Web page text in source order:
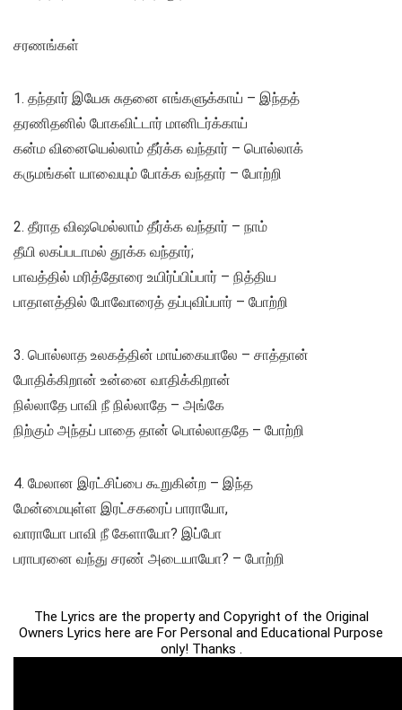
சரணங்கள்
1. தந்தார் இயேசு சுதனை எங்களுக்காய் – இந்தத்
தரணிதனில் போகவிட்டார் மானிடர்க்காய்
கன்ம வினையெல்லாம் தீர்க்க வந்தார் – பொல்லாக்
கருமங்கள் யாவையும் போக்க வந்தார் – போற்றி
2. தீராத விஷமெல்லாம் தீர்க்க வந்தார் – நாம்
தீயி லகப்படாமல் தூக்க வந்தார்;
பாவத்தில் மரித்தோரை உயிர்ப்பிப்பார் – நித்திய
பாதாளத்தில் போவோரைத் தப்புவிப்பார் – போற்றி
3. பொல்லாத உலகத்தின் மாய்கையாலே – சாத்தான்
போதிக்கிறான் உன்னை வாதிக்கிறான்
நில்லாதே பாவி நீ நில்லாதே – அங்கே
நிற்கும் அந்தப் பாதை தான் பொல்லாததே – போற்றி
4. மேலான இரட்சிப்பை கூறுகின்ற – இந்த
மேன்மையுள்ள இரட்சகரைப் பாராயோ,
வாராயோ பாவி நீ கேளாயோ? இப்போ
பராபரனை வந்து சரண் அடையாயோ? – போற்றி
The Lyrics are the property and Copyright of the Original
Owners Lyrics here are For Personal and Educational Purpose
only! Thanks .